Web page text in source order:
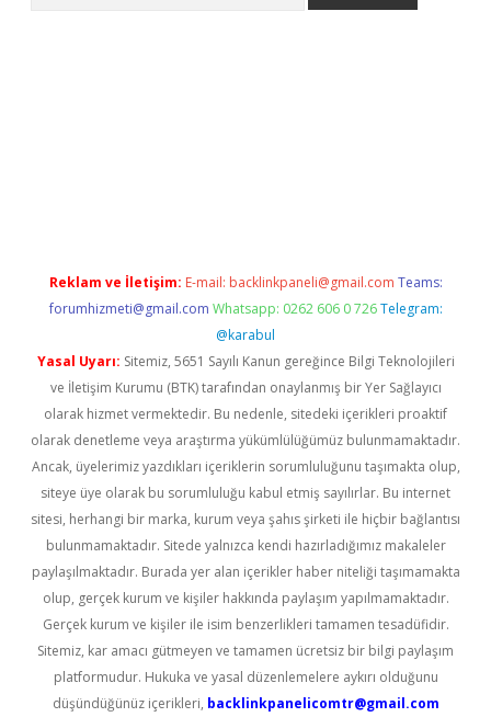
Reklam ve İletişim: E-mail: backlinkpaneli@gmail.com Teams:
forumhizmeti@gmail.com Whatsapp: 0262 606 0 726 Telegram:
@karabul
Yasal Uyarı: Sitemiz, 5651 Sayılı Kanun gereğince Bilgi Teknolojileri
ve İletişim Kurumu (BTK) tarafından onaylanmış bir Yer Sağlayıcı
olarak hizmet vermektedir. Bu nedenle, sitedeki içerikleri proaktif
olarak denetleme veya araştırma yükümlülüğümüz bulunmamaktadır.
Ancak, üyelerimiz yazdıkları içeriklerin sorumluluğunu taşımakta olup,
siteye üye olarak bu sorumluluğu kabul etmiş sayılırlar. Bu internet
sitesi, herhangi bir marka, kurum veya şahıs şirketi ile hiçbir bağlantısı
bulunmamaktadır. Sitede yalnızca kendi hazırladığımız makaleler
paylaşılmaktadır. Burada yer alan içerikler haber niteliği taşımamakta
olup, gerçek kurum ve kişiler hakkında paylaşım yapılmamaktadır.
Gerçek kurum ve kişiler ile isim benzerlikleri tamamen tesadüfidir.
Sitemiz, kar amacı gütmeyen ve tamamen ücretsiz bir bilgi paylaşım
platformudur. Hukuka ve yasal düzenlemelere aykırı olduğunu
düşündüğünüz içerikleri, backlinkpanelicomtr@gmail.com